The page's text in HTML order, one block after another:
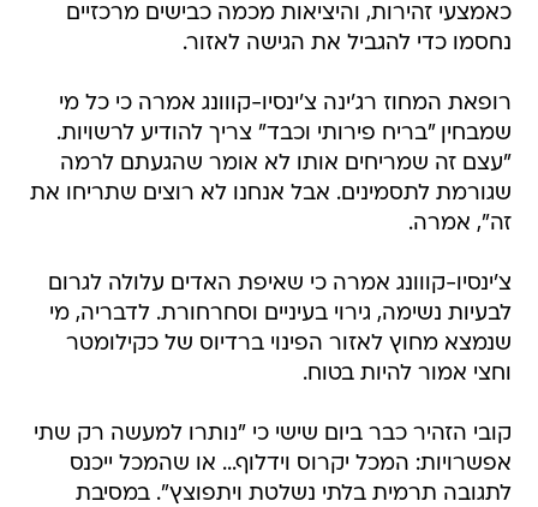
כאמצעי זהירות, והיציאות מכמה כבישים מרכזיים
נחסמו כדי להגביל את הגישה לאזור.
רופאת המחוז רג'ינה צ'ינסיו-קווונג אמרה כי כל מי
שמבחין "בריח פירותי וכבד" צריך להודיע לרשויות.
"עצם זה שמריחים אותו לא אומר שהגעתם לרמה
שגורמת לתסמינים. אבל אנחנו לא רוצים שתריחו את
זה", אמרה.
צ'ינסיו-קווונג אמרה כי שאיפת האדים עלולה לגרום
לבעיות נשימה, גירוי בעיניים וסחרחורת. לדבריה, מי
שנמצא מחוץ לאזור הפינוי ברדיוס של כקילומטר
וחצי אמור להיות בטוח.
קובי הזהיר כבר ביום שישי כי "נותרו למעשה רק שתי
אפשרויות: המכל יקרוס וידלוף... או שהמכל ייכנס
לתגובה תרמית בלתי נשלטת ויתפוצץ". במסיבת